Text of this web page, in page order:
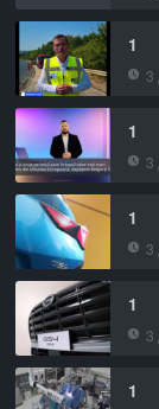
1
3
1
3
1
3
1
3
1